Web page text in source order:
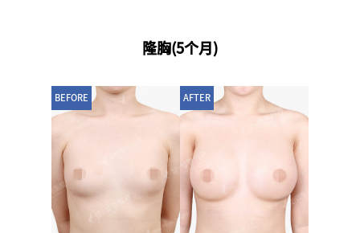
隆胸(5个月)
BEFORE AFTER